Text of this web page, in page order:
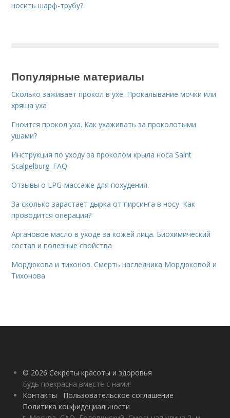
носить шарф-трубу?
Популярные материалы
Сколько заживает прокол в ухе. Прокалывание мочки или
хряща уха
Гноится прокол уха. Как ухаживать за проколотыми
ушами?
Инструкция по уходу за проколом крыла носа Saint
Scalpelburg. FAQ
Отзывы о LPG-массаже для похудения.
За сколько зарастает дырка от пирсинга в носу. Как
проводится операция?
Аргановое масло в уходе за кожей лица. Биохимический
состав и полезные свойства
Мордюкова и тихонов. Смерть наследника Мордюковой и
Тихонова
© 2026 Секреты красоты и здоровья
Будь прекрасна вместе с нами!
Контакты
Пользовательское соглашение
Политика конфидециальности